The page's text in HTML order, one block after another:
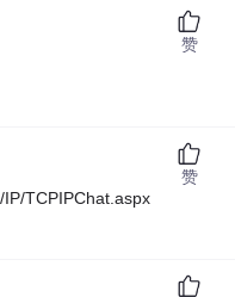
赞
TCPIPChat.aspx
赞